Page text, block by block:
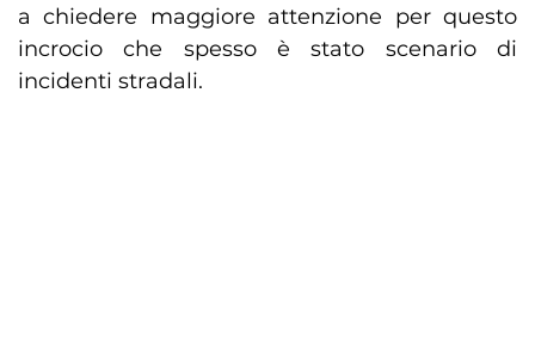
a chiedere maggiore attenzione per questo
incrocio che spesso è stato scenario di
incidenti stradali.